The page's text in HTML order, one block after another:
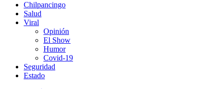
Chilpancingo
Salud
Viral
Opinión
El Show
Humor
Covid-19
Seguridad
Estado